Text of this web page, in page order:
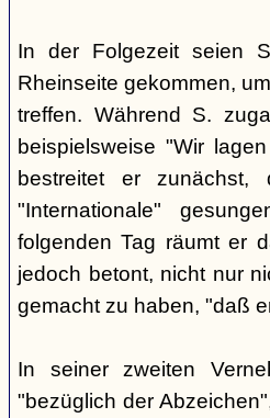
In der Folgezeit seien
Rheinseite gekommen,
treffen. Während S.
beispielsweise "Wir
bestreitet er
"Internationale"
folgenden Tag räumt er
jedoch betont, nicht nur
gemacht zu haben, "daß
In seiner zweiten
"bezüglich der